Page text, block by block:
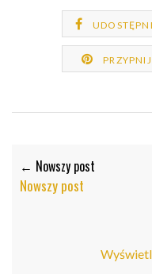
PRZYPNIJ
← Nowszy post
Nowszy post